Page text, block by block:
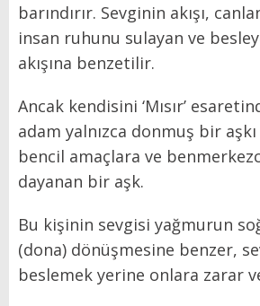
barındırır. Sevginin akışı,
insan ruhunu sulayan ve
akışına benzetilir.
Ancak kendisini ‘Mısır’
adam yalnızca donmuş bir
bencil amaçlara ve
dayanan bir aşk.
Bu kişinin sevgisi yağmurun
(dona) dönüşmesine benzer,
beslemek yerine onlara zarar